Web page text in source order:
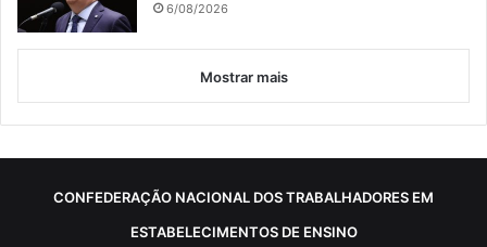
6/08/2026
Mostrar mais
CONFEDERAÇÃO NACIONAL DOS TRABALHADORES EM
ESTABELECIMENTOS DE ENSINO